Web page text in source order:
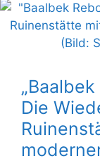
Die